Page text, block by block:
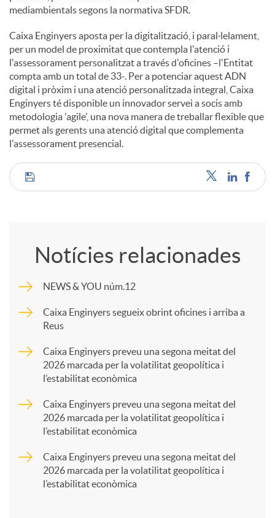
mediambientals segons la normativa SFDR.
Caixa Enginyers aposta per la digitalització, i paral·lelament,
per un model de proximitat que contempla l'atenció i
l'assessorament personalitzat a través d'oficines –l'Entitat
compta amb un total de 33-. Per a potenciar aquest ADN
digital i pròxim i una atenció personalitzada integral, Caixa
Enginyers té disponible un innovador servei a socis amb
metodologia 'agile', una nova manera de treballar flexible que
permet als gerents una atenció digital que complementa
l'assessorament presencial.
C
p
a
Notícies relacionades
NEWS & YOU núm.12
Caixa Enginyers segueix obrint oficines i arriba a
Reus
Caixa Enginyers preveu una segona meitat del
2026 marcada per la volatilitat geopolítica i
l’estabilitat econòmica
Caixa Enginyers preveu una segona meitat del
2026 marcada per la volatilitat geopolítica i
l’estabilitat econòmica
Caixa Enginyers preveu una segona meitat del
2026 marcada per la volatilitat geopolítica i
l’estabilitat econòmica